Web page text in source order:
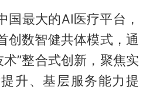
国最大的AI医疗平台，
创数智健共体模式，通
”整合式创新，聚焦实
升、基层服务能力提